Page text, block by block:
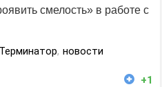
смелость» в работе с
Терминатор, новости
+1